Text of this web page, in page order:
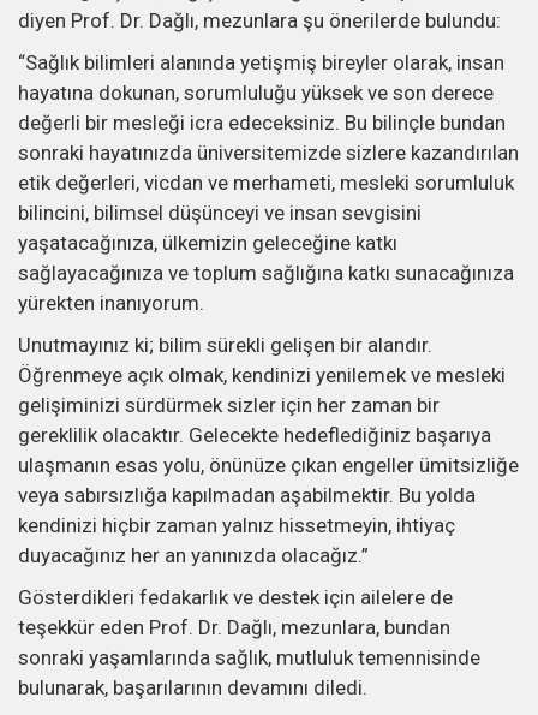
diyen Prof. Dr. Dağlı, mezunlara şu önerilerde bulundu:
“Sağlık bilimleri alanında yetişmiş bireyler olarak, insan
hayatına dokunan, sorumluluğu yüksek ve son derece
değerli bir mesleği icra edeceksiniz. Bu bilinçle bundan
sonraki hayatınızda üniversitemizde sizlere kazandırılan
etik değerleri, vicdan ve merhameti, mesleki sorumluluk
bilincini, bilimsel düşünceyi ve insan sevgisini
yaşatacağınıza, ülkemizin geleceğine katkı
sağlayacağınıza ve toplum sağlığına katkı sunacağınıza
yürekten inanıyorum.
Unutmayınız ki; bilim sürekli gelişen bir alandır.
Öğrenmeye açık olmak, kendinizi yenilemek ve mesleki
gelişiminizi sürdürmek sizler için her zaman bir
gereklilik olacaktır. Gelecekte hedeflediğiniz başarıya
ulaşmanın esas yolu, önünüze çıkan engeller ümitsizliğe
veya sabırsızlığa kapılmadan aşabilmektir. Bu yolda
kendinizi hiçbir zaman yalnız hissetmeyin, ihtiyaç
duyacağınız her an yanınızda olacağız.”
Gösterdikleri fedakarlık ve destek için ailelere de
teşekkür eden Prof. Dr. Dağlı, mezunlara, bundan
sonraki yaşamlarında sağlık, mutluluk temennisinde
bulunarak, başarılarının devamını diledi.